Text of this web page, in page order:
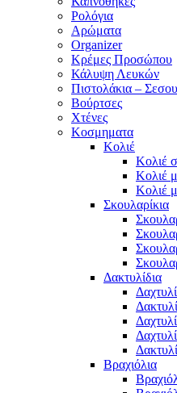
Ρολόγια
Αρώματα
Organizer
Κρέμες Προσώπου
Κάλυψη Λευκών
Πιστολάκια –
Βούρτσες
Χτένες
Κοσμηματα
Κολιέ
Κολιέ
Κολιέ
Κολιέ
Σκουλαρίκια
Δακτυλίδια
Βραχιόλια